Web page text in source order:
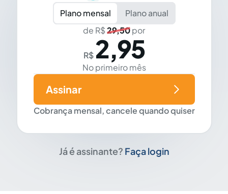
Plano mensal
Plano anual
de R$29,50por
R$ 2,95
No primeiro mês
Cobrança mensal, cancele quando quiser
Assinar
Já é assinante? Faça login